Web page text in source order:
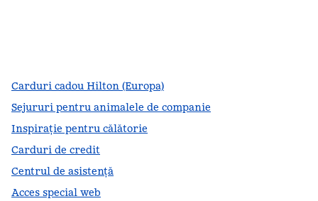
Carduri cadou Hilton (Europa)
Sejururi pentru animalele de companie
Inspirație pentru călătorie
Carduri de credit
Centrul de asistență
Acces special web